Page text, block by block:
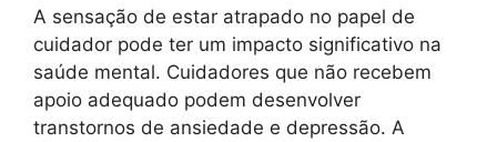
A sensação de estar atrapado no papel de
cuidador pode ter um impacto significativo na
saúde mental. Cuidadores que não recebem
apoio adequado podem desenvolver
transtornos de ansiedade e depressão. A